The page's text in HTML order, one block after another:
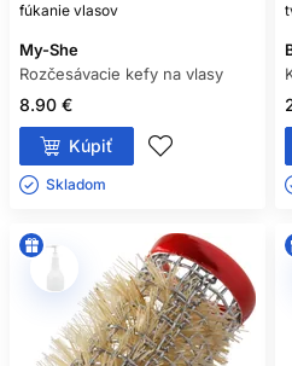
fúkanie vlasov
My-She
Rozčesávacie kefy na vlasy
8.90 €
Kúpiť
Skladom ㅤ